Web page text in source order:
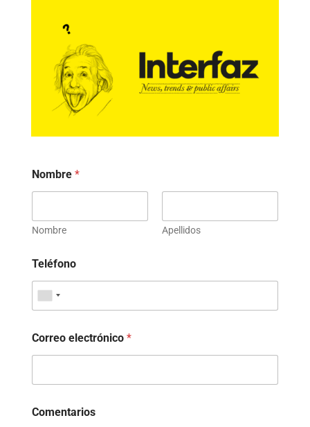
Nombre *
Nombre Apellidos
Teléfono
Correo electrónico *
Comentarios